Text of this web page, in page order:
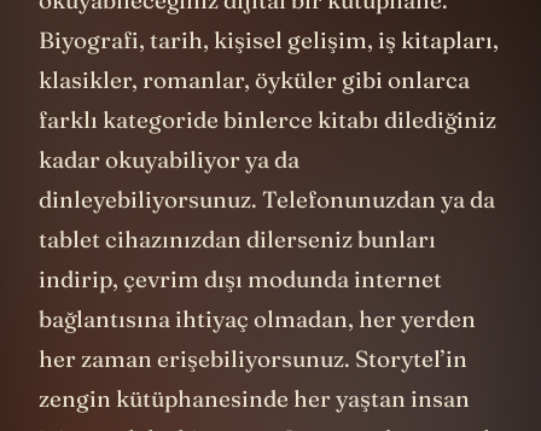
okuyabileceğiniz dijital bir kütüphane.
Biyografi, tarih, kişisel gelişim, iş kitapları,
klasikler, romanlar, öyküler gibi onlarca
farklı kategoride binlerce kitabı dilediğiniz
kadar okuyabiliyor ya da
dinleyebiliyorsunuz. Telefonunuzdan ya da
tablet cihazınızdan dilerseniz bunları
indirip, çevrim dışı modunda internet
bağlantısına ihtiyaç olmadan, her yerden
her zaman erişebiliyorsunuz. Storytel’in
zengin kütüphanesinde her yaştan insan